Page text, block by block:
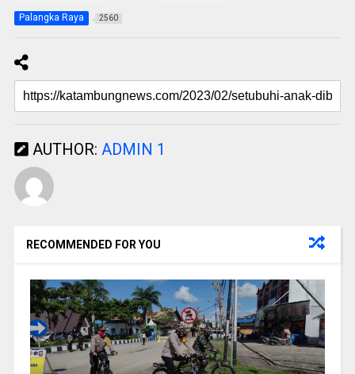
Palangka Raya 2560
AUTHOR: ADMIN 1
RECOMMENDED FOR YOU